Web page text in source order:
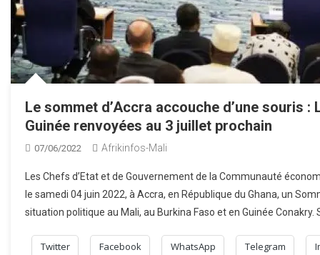
Le sommet d’Accra accouche d’une souris
Guinée renvoyées au 3 juillet prochain
07/06/2022 Afrikinfos-Mali
Les Chefs d’Etat et de Gouvernement de la Communauté
le samedi 04 juin 2022, à Accra, en République du Ghana, un
situation politique au Mali, au Burkina Faso et en Guinée
Twitter Facebook WhatsApp Telegram